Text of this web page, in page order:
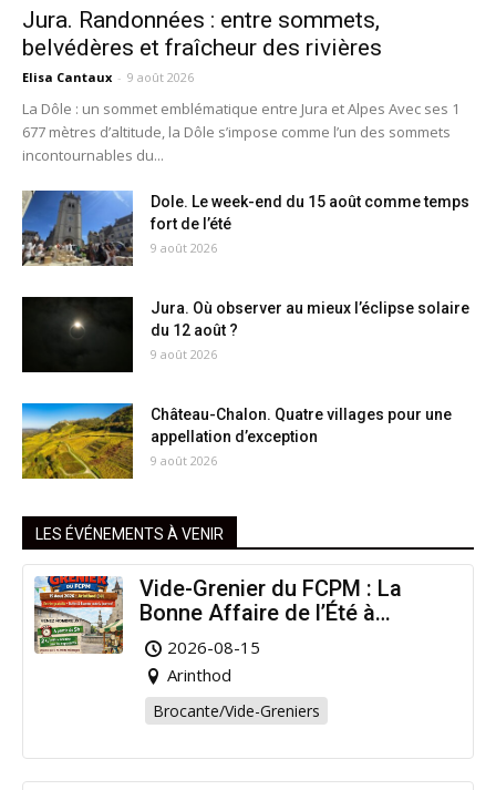
Jura. Randonnées : entre sommets,
belvédères et fraîcheur des rivières
Elisa Cantaux - 9 août 2026
La Dôle : un sommet emblématique entre Jura et Alpes Avec ses 1
677 mètres d’altitude, la Dôle s’impose comme l’un des sommets
incontournables du...
Dole. Le week-end du 15 août comme temps
fort de l’été
9 août 2026
Jura. Où observer au mieux l’éclipse solaire
du 12 août ?
9 août 2026
Château-Chalon. Quatre villages pour une
appellation d’exception
9 août 2026
LES ÉVÉNEMENTS À VENIR
Vide-Grenier du FCPM : La
Bonne Affaire de l’Été à
Arinthod !
2026-08-15
Arinthod
Brocante/Vide-Greniers